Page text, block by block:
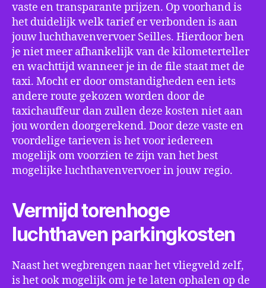
vaste en transparante prijzen. Op voorhand is
het duidelijk welk tarief er verbonden is aan
jouw luchthavenvervoer Seilles. Hierdoor ben
je niet meer afhankelijk van de kilometerteller
en wachttijd wanneer je in de file staat met de
taxi. Mocht er door omstandigheden een iets
andere route gekozen worden door de
taxichauffeur dan zullen deze kosten niet aan
jou worden doorgerekend. Door deze vaste en
voordelige tarieven is het voor iedereen
mogelijk om voorzien te zijn van het best
mogelijke luchthavenvervoer in jouw regio.
Vermijd torenhoge
luchthaven parkingkosten
Naast het wegbrengen naar het vliegveld zelf,
is het ook mogelijk om je te laten ophalen op de